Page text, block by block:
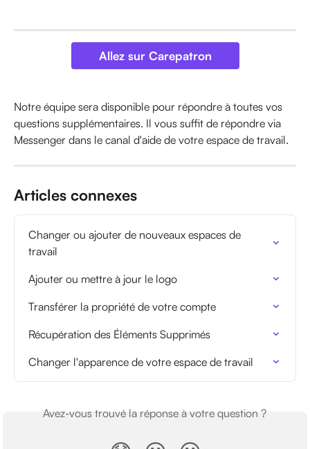
Allez sur Carepatron
Notre équipe sera disponible pour répondre à toutes vos
questions supplémentaires. Il vous suffit de répondre via
Messenger dans le canal d'aide de votre espace de travail.
Articles connexes
Changer ou ajouter de nouveaux espaces de
travail
Ajouter ou mettre à jour le logo
Transférer la propriété de votre compte
Récupération des Éléments Supprimés
Changer l'apparence de votre espace de travail
Avez-vous trouvé la réponse à votre question ?